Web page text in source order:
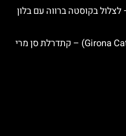
בקוסטה ברווה עם בלון
קתדרלת גירונה (Girona Cathedral) – קתדרלת סן מרי